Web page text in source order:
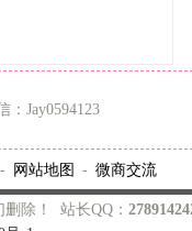
Jay0594123
- 网站地图 - 微商交流
除！ 站长QQ：